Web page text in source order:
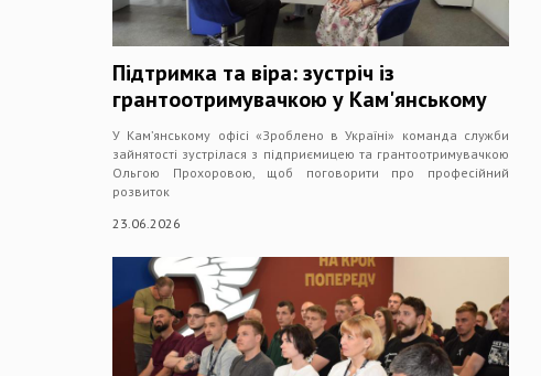
Підтримка та віра: зустріч із
грантоотримувачкою у Кам'янському
У Кам’янському офісі «Зроблено в Україні» команда служби
зайнятості зустрілася з підприємицею та грантоотримувачкою
Ольгою Прохоровою, щоб поговорити про професійний
розвиток
23.06.2026